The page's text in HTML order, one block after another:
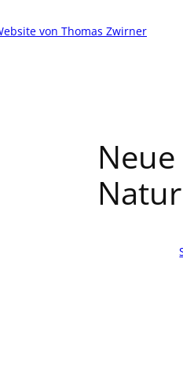
von Thomas Zwirner